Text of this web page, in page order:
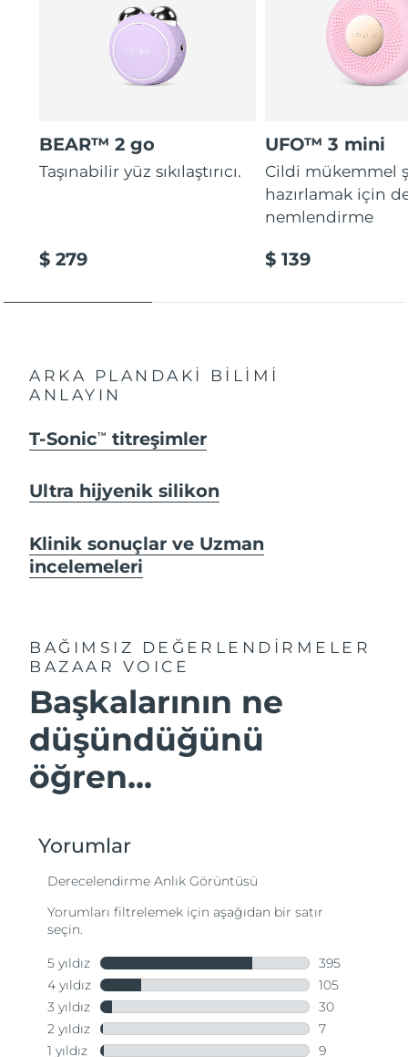
BEAR™ 2 go
Taşınabilir yüz sıkılaştırıcı.
$ 279
UFO™ 3 mini
Cildi mükemmel
hazırlamak için
nemlendirme
$ 139
ARKA PLANDAKİ BİLİMİ
ANLAYIN
T-SonicTM titreşimler
Ultra hijyenik silikon
Klinik sonuçlar ve Uzman
incelemeleri
BAĞIMSIZ DEĞERLENDİRMELER
BAZAAR VOICE
Başkalarının ne
düşündüğünü
öğren...